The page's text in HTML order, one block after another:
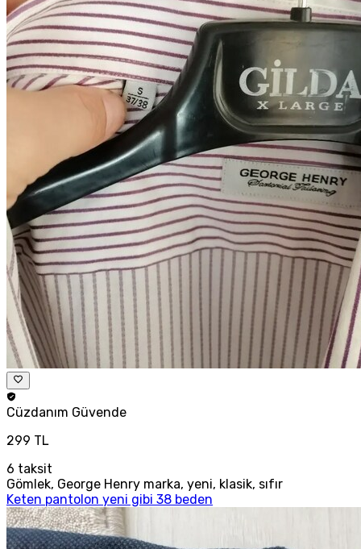
Cüzdanım Güvende
299 TL
6 taksit
Gömlek, George Henry marka, yeni, klasik, sıfır
Keten pantolon yeni gibi 38 beden